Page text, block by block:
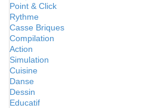
Point & Click
Rythme
Casse Briques
Compilation
Action
Simulation
Cuisine
Danse
Dessin
Educatif